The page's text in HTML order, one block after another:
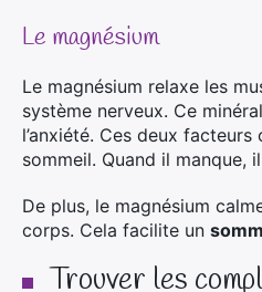
Le magnésium
Le magnésium relaxe les
système nerveux. Ce
l’anxiété. Ces deux
sommeil. Quand il manque,
De plus, le magnésium
corps. Cela facilite un
Trouver les